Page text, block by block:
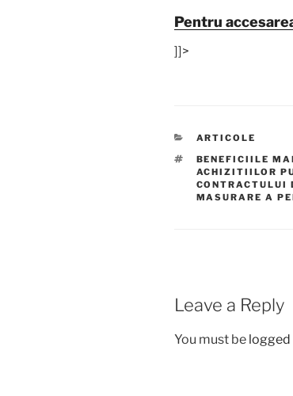
Pentru
]]>
CATEGORIES
ARTICOLE
TAGS
BENEFICIILE
ACHIZITIILOR
MASURARE A
Leave a Reply
You must be logged